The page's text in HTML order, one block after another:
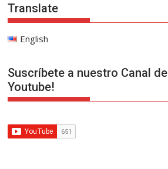
Translate
English
Suscríbete a nuestro Canal de
Youtube!